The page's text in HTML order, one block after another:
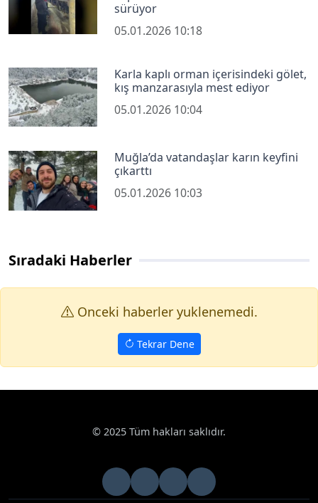
sürüyor
05.01.2026 10:18
Karla kaplı orman içerisindeki gölet,
kış manzarasıyla mest ediyor
05.01.2026 10:04
Muğla’da vatandaşlar karın keyfini
çıkarttı
05.01.2026 10:03
Sıradaki Haberler
Onceki haberler yuklenemedi.
Tekrar Dene
Çevre Batman’da yaban hayvanları için doğaya yem
Batman’da sivil toplum kuruluşu temsilcilerinin katılımıyla